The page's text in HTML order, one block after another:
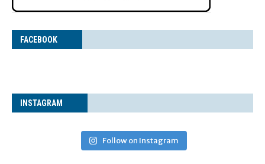
FACE­BOOK
INS­TA­GRAM
Follow on Instagram